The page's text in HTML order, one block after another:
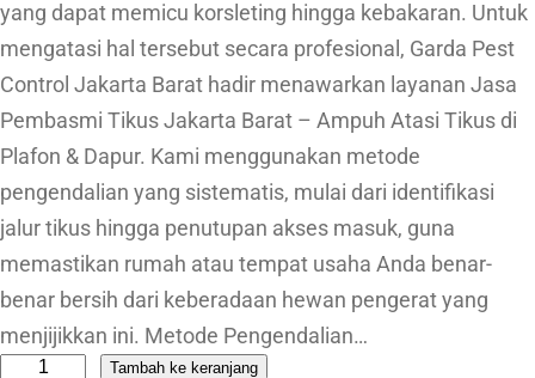
yang dapat memicu korsleting hingga kebakaran. Untuk
mengatasi hal tersebut secara profesional, Garda Pest
Control Jakarta Barat hadir menawarkan layanan Jasa
Pembasmi Tikus Jakarta Barat – Ampuh Atasi Tikus di
Plafon & Dapur. Kami menggunakan metode
pengendalian yang sistematis, mulai dari identifikasi
jalur tikus hingga penutupan akses masuk, guna
memastikan rumah atau tempat usaha Anda benar-
benar bersih dari keberadaan hewan pengerat yang
menjijikkan ini. Metode Pengendalian…
Tambah ke keranjang